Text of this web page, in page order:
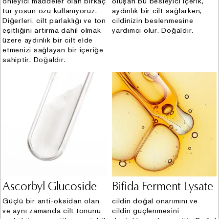
tür yosun özü kullanıyoruz.
Diğerleri, cilt parlaklığı ve ton
eşitliğini artırma dahil olmak
üzere aydınlık bir cilt elde
etmenizi sağlayan bir içeriğe
sahiptir. Doğaldır.
aydınlık bir cilt sağlarken,
cildinizin beslenmesine
yardımcı olur. Doğaldır.
Ascorbyl Glucoside
Güçlü bir anti-oksidan olan
ve aynı zamanda cilt tonunu
Bifida Ferment Lysate
cildin doğal onarımını ve
cildin güçlenmesini
i. Mağaza ziyaretleriniz esnasında yapmış olduğunuz
alışverişler neticesinde kasalardan sözlü veya yazılı
olarak,
ii. Şirkete ait internet siteleri üzerinden gerçekleştirmiş
olduğunuz ziyaretler, üyelik, kayıt ve alışverişler
iii. Şirket uzmanının çalıştığı anlaşmalı satış
noktalarında yapılan satışlar, buralarda bulunan Şirket
çalışanları ve doldurulan bilgi formları vasıtasıyla,
iv. Sephora, Boyner, Sevil mağazaları ve çeşitli
parfümerilerin içerisinde yer alan Şirket’e ait
kiosklardan sözlü veya yazılı olarak,
v. Müşterilerin tüm satış kanalları veya sosyal medya ve
şikâyet platformları üzerinden, global ya da Müşteri
İletişim Merkezi’ne yapmış oldukları sözlü ve yazılı
şikayetler vasıtasıyla,
vi. Müşterilerin mağaza ziyaretleri esnasında doldurulan
müşteri kartları, müşteri ilişkileri yönetim programları